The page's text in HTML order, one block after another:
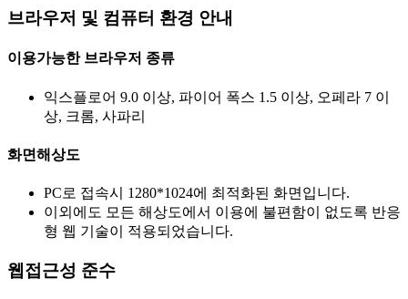
브라우저 및 컴퓨터 환경 안내
이용가능한 브라우저 종류
익스플로어 9.0 이상, 파이어 폭스 1.5 이상, 오페라 7 이
상, 크롬, 사파리
화면해상도
PC로 접속시 1280*1024에 최적화된 화면입니다.
이외에도 모든 해상도에서 이용에 불편함이 없도록 반응
형 웹 기술이 적용되었습니다.
웹접근성 준수